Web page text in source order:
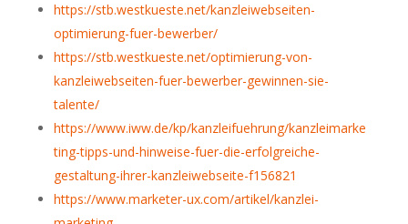
https://stb.westkueste.net/kanzleiwebseiten-
optimierung-fuer-bewerber/
https://stb.westkueste.net/optimierung-von-
kanzleiwebseiten-fuer-bewerber-gewinnen-sie-
talente/
https://www.iww.de/kp/kanzleifuehrung/kanzleimarke
ting-tipps-und-hinweise-fuer-die-erfolgreiche-
gestaltung-ihrer-kanzleiwebseite-f156821
https://www.marketer-ux.com/artikel/kanzlei-